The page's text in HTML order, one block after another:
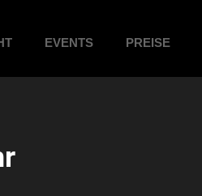
EVENTS PREISE